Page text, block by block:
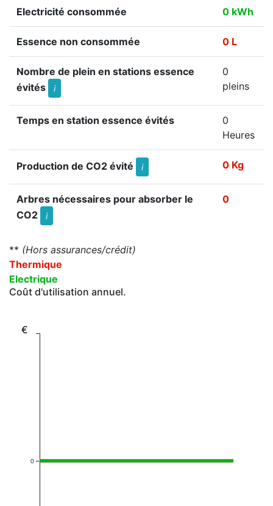
Electricité consommée 0 kWh
Essence non consommée 0 L
Nombre de plein en stations essence
évités
i
0
pleins
Temps en station essence évités
0
Heures
Production de CO2 évité i 0 Kg
Arbres nécessaires pour absorber le
CO2
i
0
** (Hors assurances/crédit)
Thermique
Electrique
Coût d'utilisation annuel.
0
€